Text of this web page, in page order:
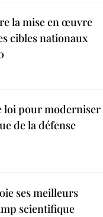
la mise en œuvre
cibles nationaux
loi pour moderniser
de la défense
ses meilleurs
scientifique